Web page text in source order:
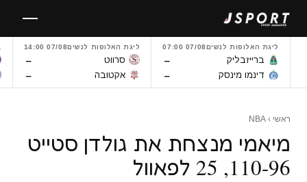
לתוכן
ליגת האלופות לנשים07/08 07:00
ברייזבליק –
דינמו מינסק –
ליגת האלופות לנשים07/08 14:00
סרווט –
אקטובה –
ראשי ›
NBA
מיאמי מנצחת את גולדן סטייט
110-96, 25 לפאוול